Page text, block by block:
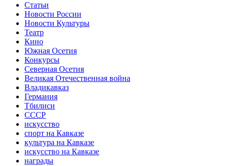
Статьи
Новости России
Новости Культуры
Театр
Кино
Южная Осетия
Конкурсы
Северная Осетия
Великая Отечественная война
Владикавказ
Германия
Тбилиси
СССР
искусство
спорт на Кавказе
культура на Кавказе
искусство на Кавказе
награды